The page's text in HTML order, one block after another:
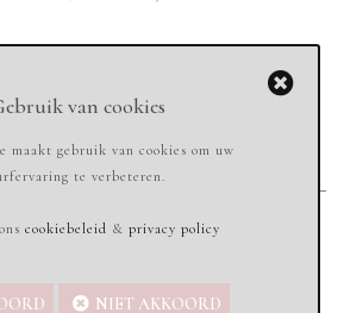
van cookies
maakt gebruik van cookies om uw
te verbeteren.
cookiebeleid & privacy policy
NIET AKKOORD